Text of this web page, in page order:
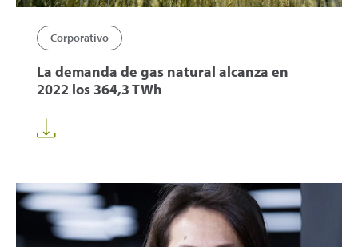
Corporativo
La demanda de gas natural alcanza en
2022 los 364,3 TWh